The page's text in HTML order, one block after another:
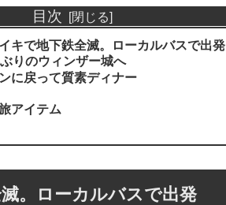
目次
キで地下鉄全滅。ローカルバスで出発
りのウィンザー城へ
に戻って質素ディナー
アイテム
。ローカルバスで出発